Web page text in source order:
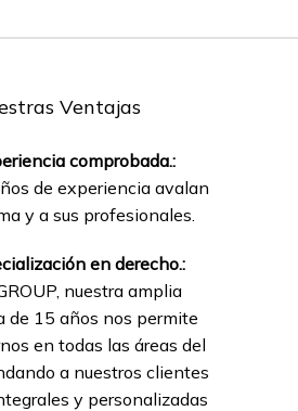
Ventajas
comprobada.:
de experiencia avalan
y a sus profesionales.
en derecho.:
nuestra amplia
de 15 años nos permite
en todas las áreas del
a nuestros clientes
y personalizadas